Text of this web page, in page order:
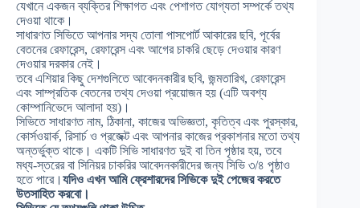
যেখানে একজন ব্যক্তির শিক্ষাগত এবং পেশাগত যোগ্যতা সম্পর্কে তথ্য
দেওয়া থাকে।
সাধারণত সিভিতে আপনার সদ্য তোলা পাসপোর্ট আকারের ছবি, পূর্বের
বেতনের রেফারেন্স, রেফারেন্স এবং আগের চাকরি ছেড়ে দেওয়ার কারণ
দেওয়ার দরকার নেই।
তবে এশিয়ার কিছু দেশগুলিতে আবেদনকারীর ছবি, জন্মতারিখ, রেফারেন্স
এবং সাম্প্রতিক বেতনের তথ্য দেওয়া প্রয়োজন হয় (এটি অবশ্য
কোম্পানিভেদে আলাদা হয়)।
সিভিতে সাধারণত নাম, ঠিকানা, কাজের অভিজ্ঞতা, কৃতিত্ব এবং পুরস্কার,
কোর্সওয়ার্ক, রিসার্চ ও প্রজেক্ট এবং আপনার কাজের প্রকাশনার মতো তথ্য
অন্তর্ভুক্ত থাকে। একটি সিভি সাধারণত দুই বা তিন পৃষ্ঠার হয়, তবে
মধ্য-স্তরের বা সিনিয়র চাকরির আবেদনকারীদের জন্য সিভি ৩/৪ পৃ্ষ্ঠাও
হতে পারে। যদিও এখন আমি ফ্রেশারদের সিভিকে দুই পেজের করতে
উতসাহিত করবো।